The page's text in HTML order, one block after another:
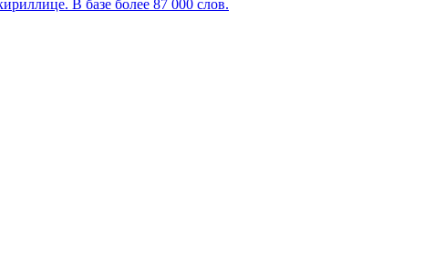
В базе более 87 000 слов.